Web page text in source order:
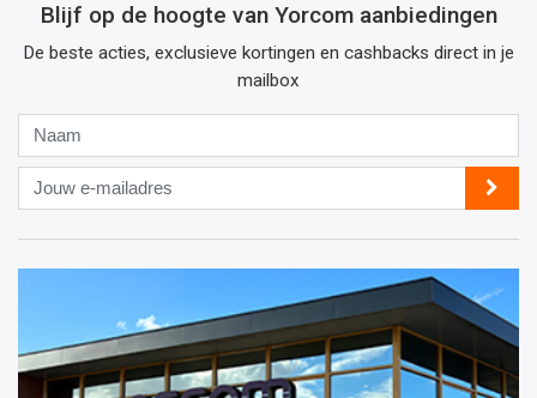
Blijf op de hoogte van Yorcom aanbiedingen
De beste acties, exclusieve kortingen en cashbacks direct in je
mailbox
Jouw
e-
mailadres